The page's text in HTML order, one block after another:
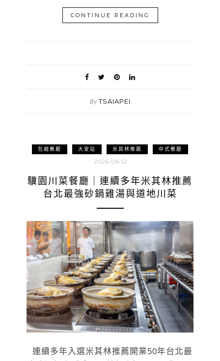
CONTINUE READING
By TSAIAPEI
包廂餐廳 大安站 米其林推薦 中式餐廳
2026-06-12
驥園川菜餐廳｜連續多年米其林推薦
台北最強砂鍋雞湯與道地川菜
連續多年入選米其林推薦開業50年台北最